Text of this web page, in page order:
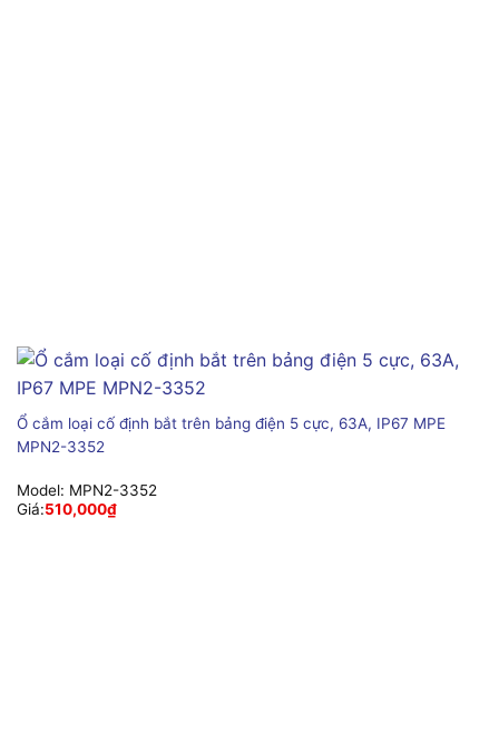
Ổ cắm loại cố định bắt trên bảng điện 5 cực, 63A, IP67 MPE
MPN2-3352
Model: MPN2-3352
Giá:510,000₫